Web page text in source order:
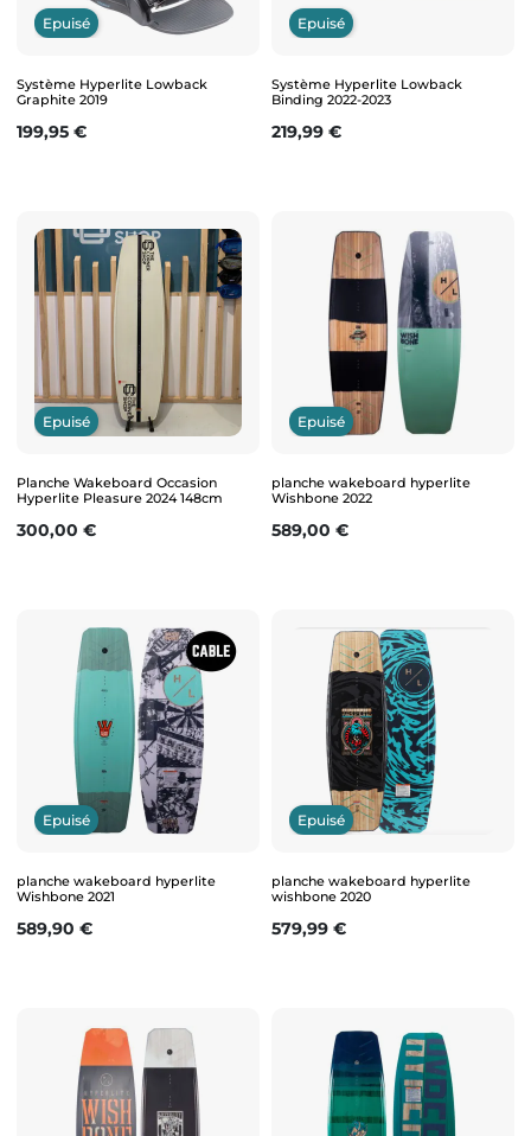
Epuisé
Système Hyperlite Lowback
Graphite 2019
Prix
199,95 €
Epuisé
Système Hyperlite Lowback
Binding 2022-2023
Prix
219,99 €
Epuisé
Planche Wakeboard Occasion
Hyperlite Pleasure 2024 148cm
Prix
300,00 €
Epuisé
planche wakeboard hyperlite
Wishbone 2022
Prix
589,00 €
Epuisé
planche wakeboard hyperlite
Wishbone 2021
Prix
589,90 €
Epuisé
planche wakeboard hyperlite
wishbone 2020
Prix
579,99 €